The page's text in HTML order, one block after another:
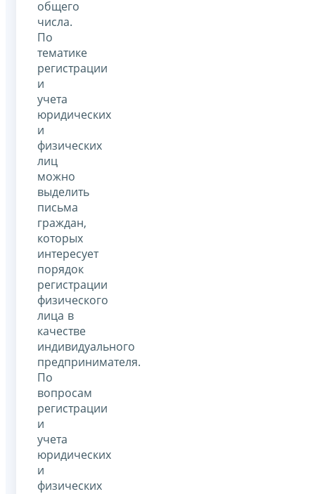
общего
числа.
По
тематике
регистрации
и
учета
юридических
и
физических
лиц
можно
выделить
письма
граждан,
которых
интересует
порядок
регистрации
физического
лица в
качестве
индивидуального
предпринимателя.
По
вопросам
регистрации
и
учета
юридических
и
физических